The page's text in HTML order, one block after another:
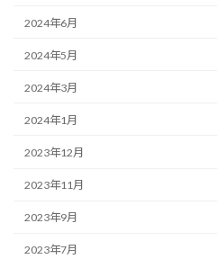
2024年6月
2024年5月
2024年3月
2024年1月
2023年12月
2023年11月
2023年9月
2023年7月